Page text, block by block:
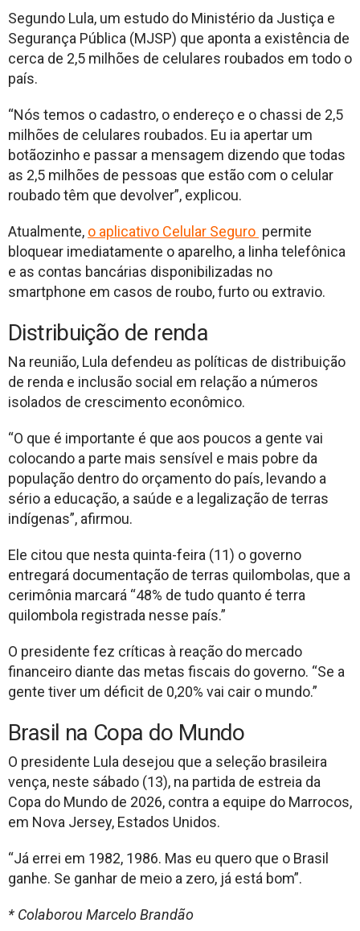
Segundo Lula, um estudo do Ministério da Justiça e
Segurança Pública (MJSP) que aponta a existência de
cerca de 2,5 milhões de celulares roubados em todo o
país.
“Nós temos o cadastro, o endereço e o chassi de 2,5
milhões de celulares roubados. Eu ia apertar um
botãozinho e passar a mensagem dizendo que todas
as 2,5 milhões de pessoas que estão com o celular
roubado têm que devolver”, explicou.
Atualmente, o aplicativo Celular Seguro permite
bloquear imediatamente o aparelho, a linha telefônica
e as contas bancárias disponibilizadas no
smartphone em casos de roubo, furto ou extravio.
Distribuição de renda
Na reunião, Lula defendeu as políticas de distribuição
de renda e inclusão social em relação a números
isolados de crescimento econômico.
“O que é importante é que aos poucos a gente vai
colocando a parte mais sensível e mais pobre da
população dentro do orçamento do país, levando a
sério a educação, a saúde e a legalização de terras
indígenas”, afirmou.
Ele citou que nesta quinta-feira (11) o governo
entregará documentação de terras quilombolas, que a
cerimônia marcará “48% de tudo quanto é terra
quilombola registrada nesse país.”
O presidente fez críticas à reação do mercado
financeiro diante das metas fiscais do governo. “Se a
gente tiver um déficit de 0,20% vai cair o mundo.”
Brasil na Copa do Mundo
O presidente Lula desejou que a seleção brasileira
vença, neste sábado (13), na partida de estreia da
Copa do Mundo de 2026, contra a equipe do Marrocos,
em Nova Jersey, Estados Unidos.
“Já errei em 1982, 1986. Mas eu quero que o Brasil
ganhe. Se ganhar de meio a zero, já está bom”.
* Colaborou Marcelo Brandão